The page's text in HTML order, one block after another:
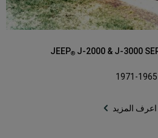
JEEP®J-2000 & J-3000
1971-1965
اعرف المزيد